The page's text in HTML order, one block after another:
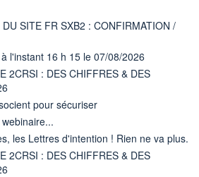
SITE FR SXB2 : CONFIRMATION /
l'instant 16 h 15 le 07/08/2026
2CRSI : DES CHIFFRES & DES
pour sécuriser
les Lettres d'intention ! Rien ne va plus.
2CRSI : DES CHIFFRES & DES